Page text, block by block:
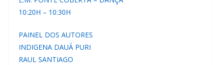
10:20H – 10:30H
PAINEL DOS AUTORES
INDIGENA DAUÁ PURI
RAUL SANTIAGO